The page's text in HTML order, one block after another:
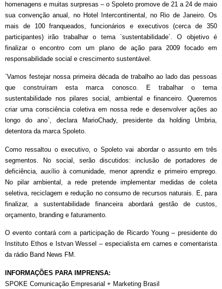
homenagens e muitas surpresas – o Spoleto promove de 21 a 24 de maio
sua convenção anual, no Hotel Intercontinental, no Rio de Janeiro. Os
mais de 100 franqueados, funcionários e executivos (cerca de 350
participantes) irão trabalhar o tema `sustentabilidade`. O objetivo é
finalizar o encontro com um plano de ação para 2009 focado em
responsabilidade social e crescimento sustentável.
`Vamos festejar nossa primeira década de trabalho ao lado das pessoas
que construíram esta marca conosco. E trabalhar o tema
sustentabilidade nos pilares social, ambiental e financeiro. Queremos
criar uma consciência coletiva em nossa rede e desenvolver ações ao
longo do ano`, declara MarioChady, presidente da holding Umbria,
detentora da marca Spoleto.
Como ressaltou o executivo, o Spoleto vai abordar o assunto em três
segmentos. No social, serão discutidos: inclusão de portadores de
deficiência, auxílio à comunidade, menor aprendiz e primeiro emprego.
No pilar ambiental, a rede pretende implementar medidas de coleta
seletiva, reciclagem e redução no consumo de recursos naturais. E, para
finalizar, a sustentabilidade financeira abordará gestão de custos,
orçamento, branding e faturamento.
O evento contará com a participação de Ricardo Young – presidente do
Instituto Ethos e Istvan Wessel – especialista em carnes e comentarista
da rádio Band News FM.
INFORMAÇÕES PARA IMPRENSA:
SPOKE Comunicação Empresarial + Marketing Brasil